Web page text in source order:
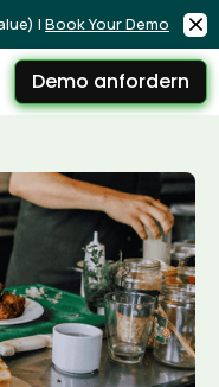
| Book Your Demo
Demo anfordern